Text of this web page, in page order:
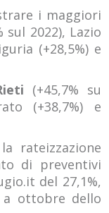
i maggiori
sul 2022), Lazio
(+28,5%) e
(+45,7% su
(+38,7%) e
rateizzazione
di preventivi
del 27,1%,
a ottobre dello